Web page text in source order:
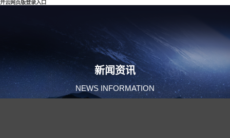
开云网页版登录入口
新闻资讯
NEWS INFORMATION